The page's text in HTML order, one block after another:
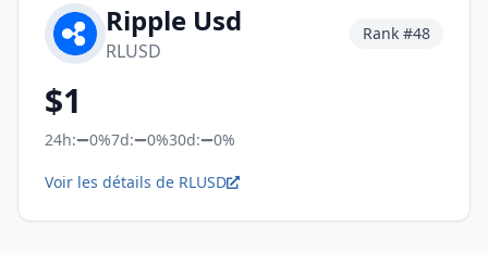
Ripple Usd
RLUSD
Rank #48
$1
24h: 0%7d: 0%30d: 0%
Voir les détails de RLUSD